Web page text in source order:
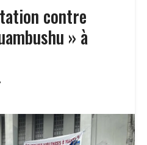
contre
» à